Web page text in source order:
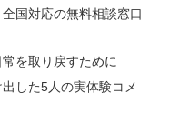
国対応の無料相談窓口
を取り戻すために
した5人の実体験コメ